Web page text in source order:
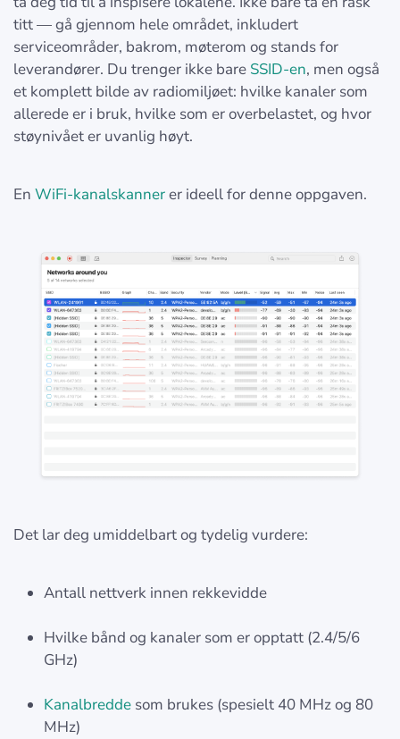
titt — gå gjennom hele området, inkludert
serviceområder, bakrom, møterom og stands for
leverandører. Du trenger ikke bare SSID-en, men også
et komplett bilde av radiomiljøet: hvilke kanaler som
allerede er i bruk, hvilke som er overbelastet, og hvor
støynivået er uvanlig høyt.
En WiFi-kanalskannerer ideell for denne oppgaven.
Det lar deg umiddelbart og tydelig vurdere:
Antall nettverk innen rekkevidde
Hvilke bånd og kanaler som er opptatt (2.4/5/6
GHz)
Kanalbredde som brukes (spesielt 40 MHz og 80
MHz)